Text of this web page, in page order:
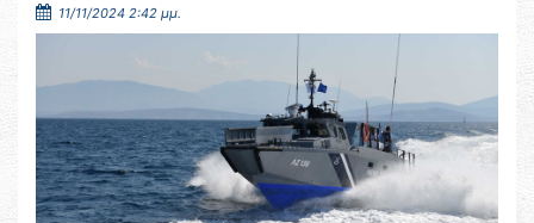
11/11/2024 2:42 μμ.